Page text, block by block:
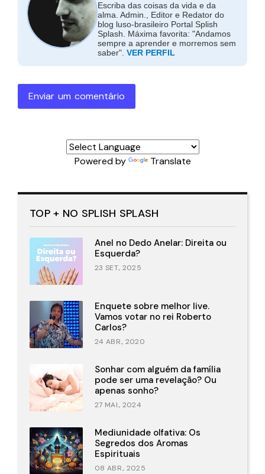
Escriba das coisas da vida e da
alma. Admin., Editor e Redator do
blog luso-brasileiro Portal Splish
Splash. Máxima favorita: "Andamos
sempre a aprender e morremos sem
saber". VER PERFIL
Enviar um comentário
Powered by Translate
TOP + NO SPLISH SPLASH
Anel no Dedo Anelar: Direita ou
Esquerda?
23 SET., 2025
Enquete sobre melhor live.
Vamos votar no rei Roberto
Carlos?
24 ABR., 2020
Sonhar com alguém da família
pode ser uma revelação? Ou
apenas sonho?
27 MAI., 2024
Mediunidade olfativa: Os
Segredos dos Aromas
Espirituais
08 ABR., 2025